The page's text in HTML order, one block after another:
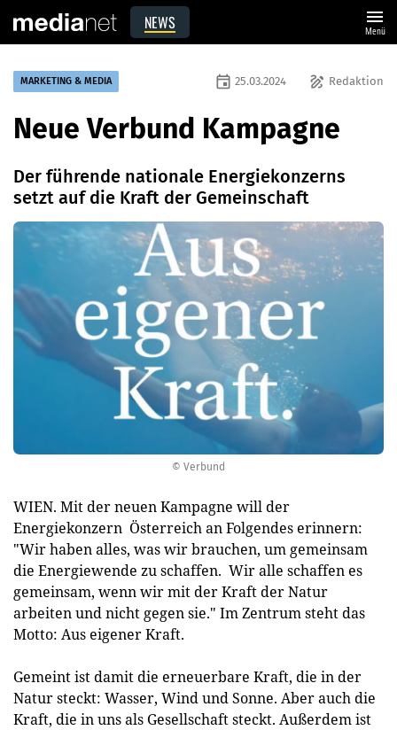
NEWS menu
Menü
© Verbund
MARKETING & MEDIA draw Redaktion
event 25.03.2024
Neue Verbund Kampagne
Der führende nationale Energiekonzerns
setzt auf die Kraft der Gemeinschaft
WIEN. Mit der neuen Kampagne will der
Energiekonzern Österreich an Folgendes erinnern:
"Wir haben alles, was wir brauchen, um gemeinsam
die Energiewende zu schaffen. Wir alle schaffen es
gemeinsam, wenn wir mit der Kraft der Natur
arbeiten und nicht gegen sie." Im Zentrum steht das
Motto: Aus eigener Kraft.
Gemeint ist damit die erneuerbare Kraft, die in der
Natur steckt: Wasser, Wind und Sonne. Aber auch die
Kraft, die in uns als Gesellschaft steckt. Außerdem ist